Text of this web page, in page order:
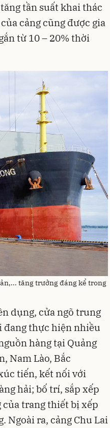
tần suất khai thác
cảng cũng được gia
từ 10 – 20% thời
tăng trưởng đáng kể trong
dụng, cửa ngõ trung
đang thực hiện nhiều
hàng tại Quảng
Nam Lào, Bắc
tiến, kết nối với
hải; bố trí, sắp xếp
của trang thiết bị xếp
Ngoài ra, cảng Chu Lai